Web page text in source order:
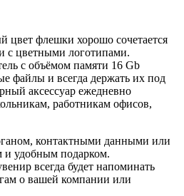
цвет флешки хорошо сочетается
с цветными логотипами.
с объёмом памяти 16 Gb
файлы и всегда держать их под
аксессуар ежедневно
работникам офисов,
контактными данными или
и удобным подарком.
всегда будет напоминать
о вашей компании или